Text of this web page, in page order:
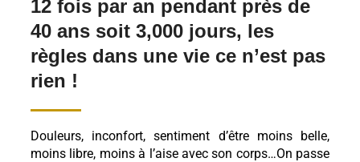
12 fois par an pendant près de
40 ans soit 3,000 jours, les
règles dans une vie ce n’est pas
rien !
Douleurs, inconfort, sentiment d’être moins belle,
moins libre, moins à l’aise avec son corps…On passe